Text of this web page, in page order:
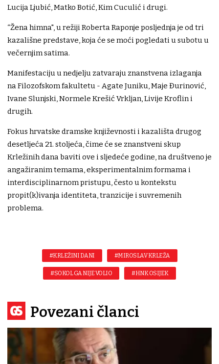
Lucija Ljubić, Matko Botić, Kim Cuculić i drugi.
“Žena himna", u režiji Roberta Raponje posljednja je od tri
kazališne predstave, koja će se moći pogledati u subotu u
večernjim satima.
Manifestaciju u nedjelju zatvaraju znanstvena izlaganja
na Filozofskom fakultetu - Agate Juniku, Maje Đurinović,
Ivane Slunjski, Normele Krešić Vrkljan, Livije Kroflin i
drugih.
Fokus hrvatske dramske književnosti i kazališta drugog
desetljeća 21. stoljeća, čime će se znanstveni skup
Krležinih dana baviti ove i sljedeće godine, na društveno je
angažiranim temama, eksperimentalnim formama i
interdisciplinarnom pristupu, često u kontekstu
propit(k)ivanja identiteta, tranzicije i suvremenih
problema.
#KRLEŽINI DANI #MIROSLAV KRLEŽA
#SOKOL GA NIJE VOLIO #HNK OSIJEK
Povezani članci